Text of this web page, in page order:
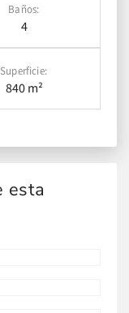
Baños:
4
Superficie:
840 m²